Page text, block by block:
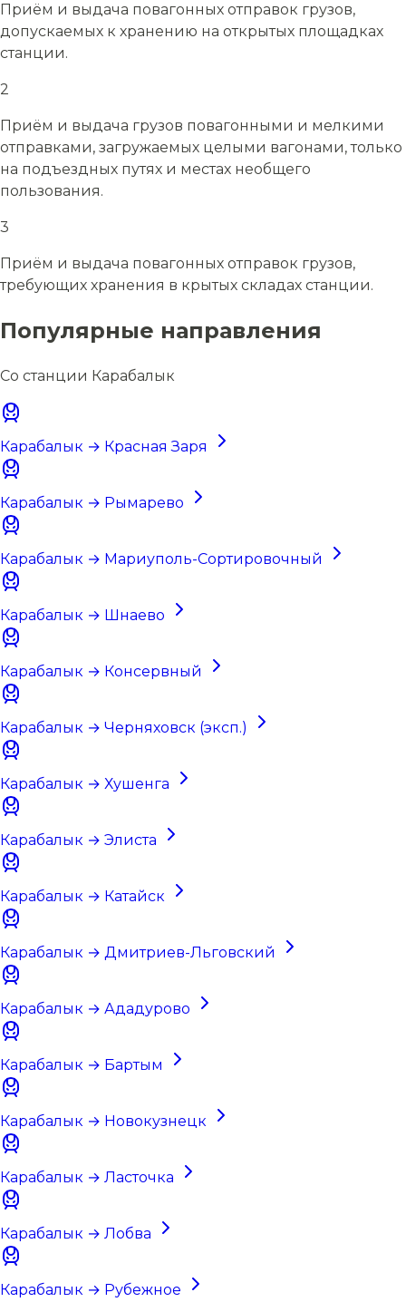
Приём и выдача повагонных отправок грузов,
допускаемых к хранению на открытых площадках
станции.
2
Приём и выдача грузов повагонными и мелкими
отправками, загружаемых целыми вагонами, только
на подъездных путях и местах необщего
пользования.
3
Приём и выдача повагонных отправок грузов,
требующих хранения в крытых складах станции.
Популярные направления
Со станции Карабалык
Карабалык → Красная Заря
Карабалык → Рымарево
Карабалык → Мариуполь-Сортировочный
Карабалык → Шнаево
Карабалык → Консервный
Карабалык → Черняховск (эксп.)
Карабалык → Хушенга
Карабалык → Элиста
Карабалык → Катайск
Карабалык → Дмитриев-Льговский
Карабалык → Ададурово
Карабалык → Бартым
Карабалык → Новокузнецк
Карабалык → Ласточка
Карабалык → Лобва
Карабалык → Рубежное